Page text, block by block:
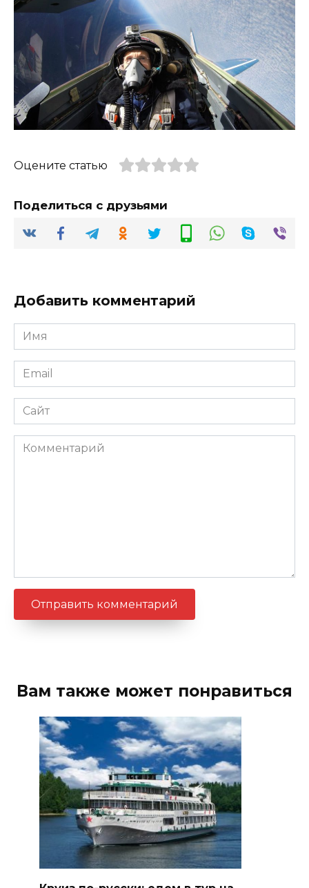
Оцените статью
Поделиться с друзьями
Добавить комментарий
Имя
*
Email
*
Сайт
Комментарий
Вам также может понравиться